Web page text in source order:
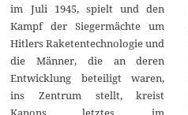
im Juli 1945, spielt und den
Kampf der Siegermächte um
Hitlers Raketentechnologie und
die Männer, die an deren
Entwicklung beteiligt waren,
ins Zentrum stellt, kreist